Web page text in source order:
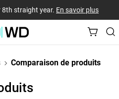
8th straight year. En savoir plus
Comparaison de produits